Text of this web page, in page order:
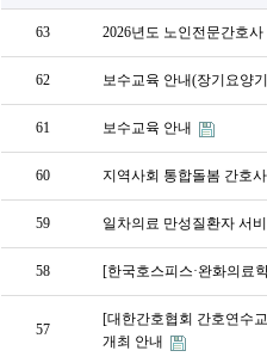
63 2026년도 노인전문간호
62 보수교육 안내(장기요양
61 보수교육 안내
60 지역사회 통합돌봄 간호
59 일차의료 만성질환자 서
58 [한국호스피스·완화의료
57
[대한간호협회 간호연수
개최 안내